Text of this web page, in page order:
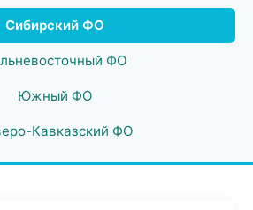
Сибирский ФО
ФО
Южный ФО
Кавказский ФО